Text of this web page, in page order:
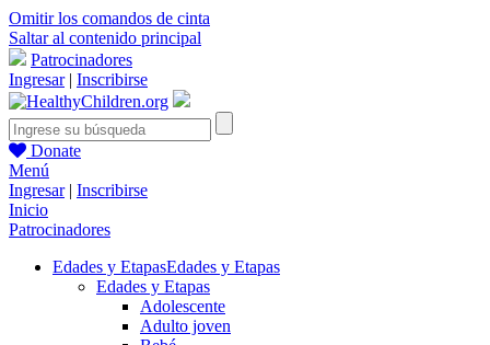
Omitir los comandos de cinta
Saltar al contenido principal
Patrocinadores
Ingresar| Inscribirse
Donate
Menú
Ingresar| Inscribirse
Inicio
Patrocinadores
Edades y EtapasEdades y Etapas
Edades y Etapas
Adolescente
Adulto joven